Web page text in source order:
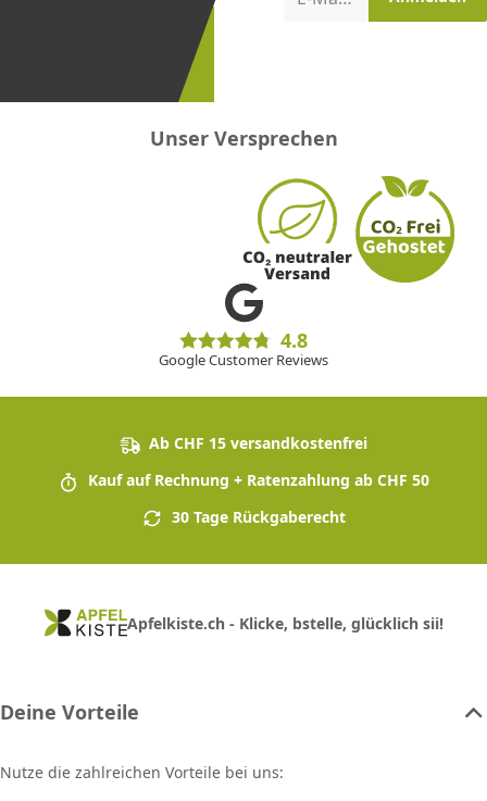
Unser Versprechen
4.8
Google Customer Reviews
Ab CHF 15 versandkostenfrei
Kauf auf Rechnung + Ratenzahlung ab CHF 50
30 Tage Rückgaberecht
Apfelkiste.ch - Klicke, bstelle, glücklich sii!
Deine Vorteile
Nutze die zahlreichen Vorteile bei uns: